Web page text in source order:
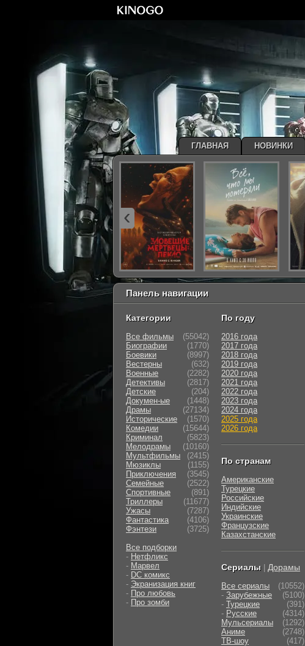
Панель навигации
Категории
Все фильмы
(55042)
Биографии
(1770)
Боевики
(8997)
Вестерны
(632)
Военные
(2282)
Детективы
(2817)
Детские
(204)
Докумен-ые
(1448)
Драмы
(27134)
Исторические
(1570)
Комедии
(15644)
Криминал
(5823)
Мелодрамы
(10160)
Мультфильмы
(2415)
Мюзиклы
(1155)
Приключения
(3545)
Семейные
(2522)
Cпортивные
(891)
Триллеры
(11677)
Ужасы
(7287)
Фантастика
(4106)
Фэнтези
(3725)
Все подборки
- Нетфликс
- Марвел
- DC комикс
- Экранизация книг
- Про любовь
- Про зомби
По году
2016 года
2017 года
2018 года
2019 года
2020 года
2021 года
2022 года
2023 года
2024 года
2025 года
2026 года
По странам
Американские
Турецкие
Российские
Индийские
Украинские
Французские
Казахстанские
Сериалы Дорамы
Все сериалы
(10552)
- Зарубежные
(5100)
- Турецкие
(391)
- Русские
(4314)
Мульсериалы
(1292)
Аниме
(2748)
ТВ-шоу
(417)
ГЛАВНАЯ НОВИНКИ
‹